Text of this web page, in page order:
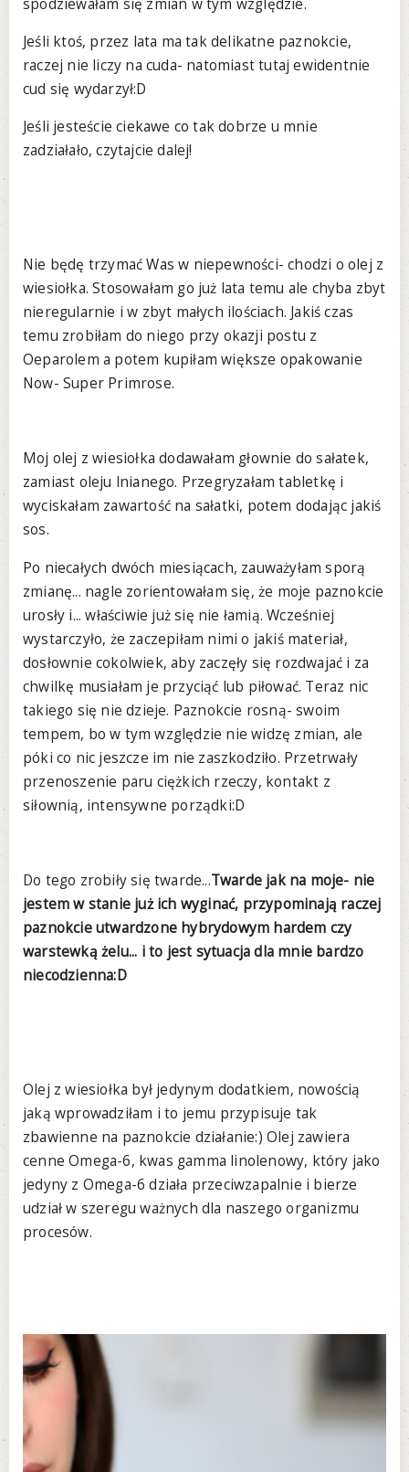
Jeśli ktoś, przez lata ma tak delikatne paznokcie,
raczej nie liczy na cuda- natomiast tutaj ewidentnie
cud się wydarzył:D
Jeśli jesteście ciekawe co tak dobrze u mnie
zadziałało, czytajcie dalej!
Nie będę trzymać Was w niepewności- chodzi o olej z
wiesiołka. Stosowałam go już lata temu ale chyba zbyt
nieregularnie i w zbyt małych ilościach. Jakiś czas
temu zrobiłam do niego przy okazji postu z
Oeparolem a potem kupiłam większe opakowanie
Now- Super Primrose.
Moj olej z wiesiołka dodawałam głownie do sałatek,
zamiast oleju lnianego. Przegryzałam tabletkę i
wyciskałam zawartość na sałatki, potem dodając jakiś
sos.
Po niecałych dwóch miesiącach, zauważyłam sporą
zmianę... nagle zorientowałam się, że moje paznokcie
urosły i... właściwie już się nie łamią. Wcześniej
wystarczyło, że zaczepiłam nimi o jakiś materiał,
dosłownie cokolwiek, aby zaczęły się rozdwajać i za
chwilkę musiałam je przyciąć lub piłować. Teraz nic
takiego się nie dzieje. Paznokcie rosną- swoim
tempem, bo w tym względzie nie widzę zmian, ale
póki co nic jeszcze im nie zaszkodziło. Przetrwały
przenoszenie paru ciężkich rzeczy, kontakt z
siłownią, intensywne porządki:D
Do tego zrobiły się twarde...Twarde jak na moje- nie
jestem w stanie już ich wyginać, przypominają raczej
paznokcie utwardzone hybrydowym hardem czy
warstewką żelu... i to jest sytuacja dla mnie bardzo
niecodzienna:D
Olej z wiesiołka był jedynym dodatkiem, nowością
jaką wprowadziłam i to jemu przypisuje tak
zbawienne na paznokcie działanie:) Olej zawiera
cenne Omega-6, kwas gamma linolenowy, który jako
jedyny z Omega-6 działa przeciwzapalnie i bierze
udział w szeregu ważnych dla naszego organizmu
procesów.